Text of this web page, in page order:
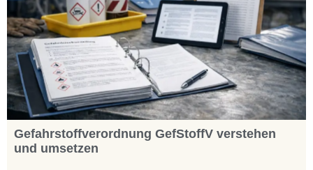
Gefahrstoffverordnung GefStoffV verstehen
und umsetzen